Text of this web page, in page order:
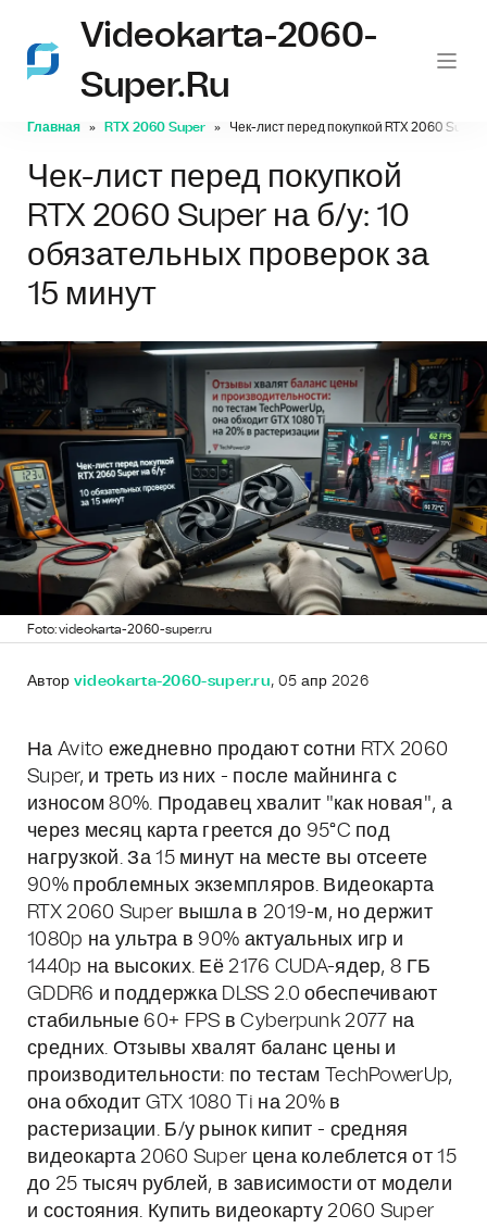
Videokarta-2060-
Super.ru
Главная RTX 2060 Super Чек-лист перед покупкой RTX 2060
Чек-лист перед покупкой
RTX 2060 Super на б/у: 10
обязательных проверок за
15 минут
Foto: videokarta-2060-super.ru
Автор videokarta-2060-super.ru, 05 апр 2026
На Avito ежедневно продают сотни RTX 2060
Super, и треть из них - после майнинга с
износом 80%. Продавец хвалит "как новая", а
через месяц карта греется до 95°C под
нагрузкой. За 15 минут на месте вы отсеете
90% проблемных экземпляров. Видеокарта
RTX 2060 Super вышла в 2019-м, но держит
1080p на ультра в 90% актуальных игр и
1440p на высоких. Её 2176 CUDA-ядер, 8 ГБ
GDDR6 и поддержка DLSS 2.0 обеспечивают
стабильные 60+ FPS в Cyberpunk 2077 на
средних. Отзывы хвалят баланс цены и
производительности: по тестам TechPowerUp,
она обходит GTX 1080 Ti на 20% в
растеризации. Б/у рынок кипит - средняя
видеокарта 2060 Super цена колеблется от 15
до 25 тысяч рублей, в зависимости от модели
и состояния. Купить видеокарту 2060 Super